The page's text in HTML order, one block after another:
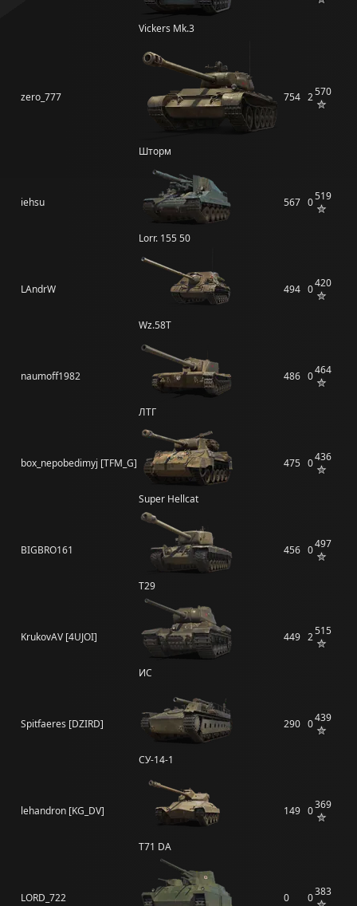
Vickers Mk.3
zero_777
Шторм
754 2570
iehsu
Lorr. 155 50
567 0519
LAndrW
Wz.58Т
494 0420
naumoff1982
ЛТГ
486 0464
box_nepobedimyj [TFM_G]
Super Hellcat
475 0436
BIGBRO161
T29
456 0497
KrukovAV [4UJOI]
ИС
449 2515
Spitfaeres [DZIRD]
СУ-14-1
290 0439
lehandron [KG_DV]
T71 DA
149 0369
LORD_722 0 0383